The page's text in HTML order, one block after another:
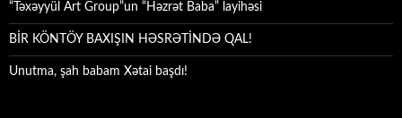
“Təxəyyül Art Group”un “Həzrət Baba” layihəsi
BİR KÖNTÖY BAXIŞIN HƏSRƏTİNDƏ QAL!
Unutma, şah babam Xətai başdı!